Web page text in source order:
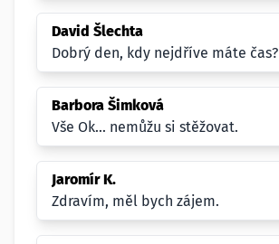
David Šlechta
Dobrý den, kdy nejdříve máte čas?
Barbora Šimková
Vše Ok... nemůžu si stěžovat.
Jaromír K.
Zdravím, měl bych zájem.